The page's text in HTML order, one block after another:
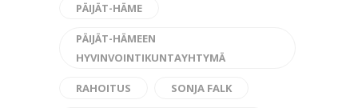
PÄIJÄT-HÄME
PÄIJÄT-HÄMEEN
HYVINVOINTIKUNTAYHTYMÄ
RAHOITUS SONJA FALK